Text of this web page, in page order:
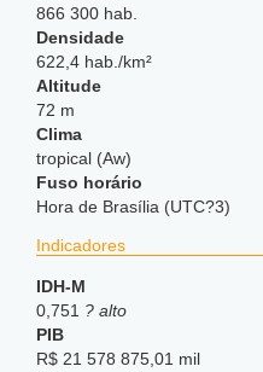
866 300 hab.
Densidade
622,4 hab./km²
Altitude
72 m
Clima
tropical (Aw)
Fuso horário
Hora de Brasília (UTC?3)
Indicadores
IDH-M
0,751 ? alto
PIB
R$ 21 578 875,01 mil